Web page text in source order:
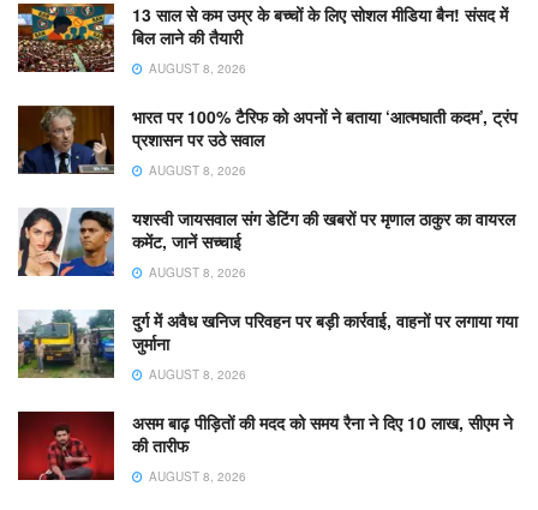
13 साल से कम उम्र के बच्चों के लिए सोशल मीडिया बैन! संसद में
बिल लाने की तैयारी
AUGUST 8, 2026
भारत पर 100% टैरिफ को अपनों ने बताया ‘आत्मघाती कदम’, ट्रंप
प्रशासन पर उठे सवाल
AUGUST 8, 2026
यशस्वी जायसवाल संग डेटिंग की खबरों पर मृणाल ठाकुर का वायरल
कमेंट, जानें सच्चाई
AUGUST 8, 2026
दुर्ग में अवैध खनिज परिवहन पर बड़ी कार्रवाई, वाहनों पर लगाया गया
जुर्माना
AUGUST 8, 2026
असम बाढ़ पीड़ितों की मदद को समय रैना ने दिए 10 लाख, सीएम ने
की तारीफ
AUGUST 8, 2026